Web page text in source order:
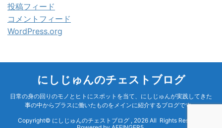
投稿フィード
コメントフィード
WordPress.org
にしじゅんのチェストブログ
日常の身の回りのモノとヒトにスポットを当て、にしじゅんが実践してきた
事の中からプラスに働いたものをメインに紹介するブログです。
Copyright© にしじゅんのチェストブログ , 2026 All Rights Reserved